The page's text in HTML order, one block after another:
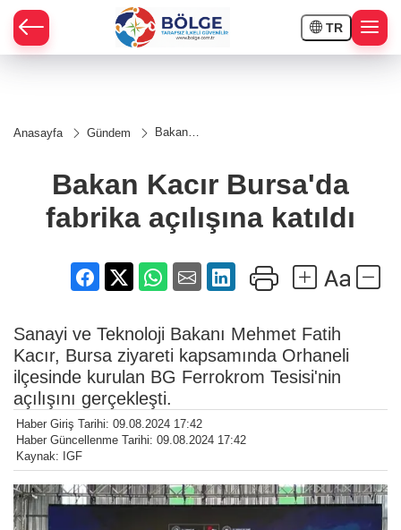
TR
Anasayfa Gündem
Bakan
fabrika
açılışına
Bakan Kacır Bursa'da
fabrika açılışına katıldı
Sanayi ve Teknoloji Bakanı Mehmet Fatih
Kacır, Bursa ziyareti kapsamında Orhaneli
ilçesinde kurulan BG Ferrokrom Tesisi'nin
açılışını gerçekleşti.
Haber Giriş Tarihi: 09.08.2024 17:42
Haber Güncellenme Tarihi: 09.08.2024 17:42
Kaynak: IGF